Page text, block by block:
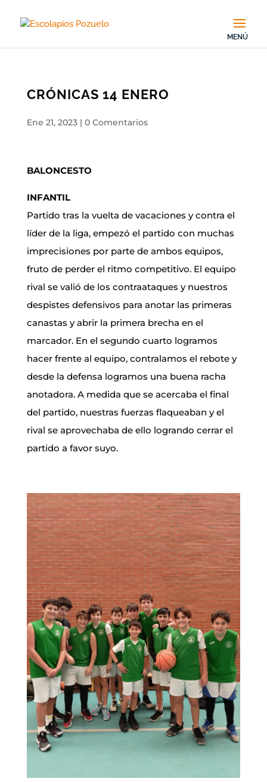
CRÓNICAS 14 ENERO
Ene 21, 2023| 0 Comentarios
BALONCESTO
INFANTIL
Partido tras la vuelta de vacaciones y contra el
líder de la liga, empezó el partido con muchas
imprecisiones por parte de ambos equipos,
fruto de perder el ritmo competitivo. El equipo
rival se valió de los contraataques y nuestros
despistes defensivos para anotar las primeras
canastas y abrir la primera brecha en el
marcador. En el segundo cuarto logramos
hacer frente al equipo, contralamos el rebote y
desde la defensa logramos una buena racha
anotadora. A medida que se acercaba el final
del partido, nuestras fuerzas flaqueaban y el
rival se aprovechaba de ello logrando cerrar el
partido a favor suyo.